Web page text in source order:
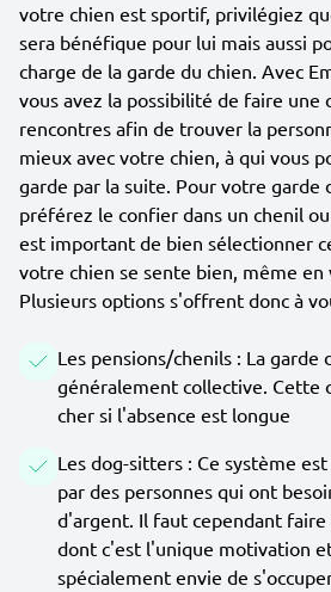
votre chien est sportif, privilégiez
sera bénéfique pour lui mais aussi
charge de la garde du chien. Avec
vous avez la possibilité de faire une
rencontres afin de trouver la
mieux avec votre chien, à qui vous
garde par la suite. Pour votre garde
préférez le confier dans un chenil
est important de bien sélectionner
votre chien se sente bien, même en
Plusieurs options s'offrent donc à
Les pensions/chenils : La garde
généralement collective. Cette
cher si l'absence est longue
Les dog-sitters : Ce système
par des personnes qui ont
d'argent. Il faut cependant
dont c'est l'unique motivation
spécialement envie de